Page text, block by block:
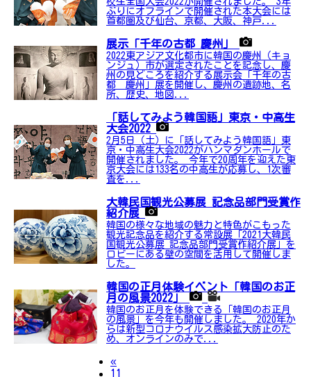
ぶりにオフラインで開催された本大会には
首都圏及び仙台、京都、大阪、神戸...
展示「千年の古都 慶州」
2022東アジア文化都市に韓国の慶州（キョ
ンジュ）市が選定されたことを記念し、慶
州の見どころを紹介する展示会「千年の古
都 慶州」展を開催し、慶州の遺跡地、名
所、歴史、地図...
「話してみよう韓国語」東京・中高生
大会2022
2月5日（土）に「話してみよう韓国語」東
京・中高生大会2022がハンマダンホールで
開催されました。 今年で20周年を迎えた東
京大会には133名の中高生が応募し、1次審
査を...
大韓民国観光公募展 記念品部門受賞作
紹介展
韓国の様々な地域の魅力と特色がこもった
観光記念品を紹介する常設展「2021大韓民
国観光公募展 記念品部門受賞作紹介展」を
ロビーにある壁の空間を活用して開催しま
した。
韓国の正月体験イベント「韓国のお正
月の風景2022」
韓国のお正月を体験できる「韓国のお正月
の風景」を今年も開催しました。 2020年か
らは新型コロナウイルス感染拡大防止のた
め、オンラインのみで...
«Previous
11